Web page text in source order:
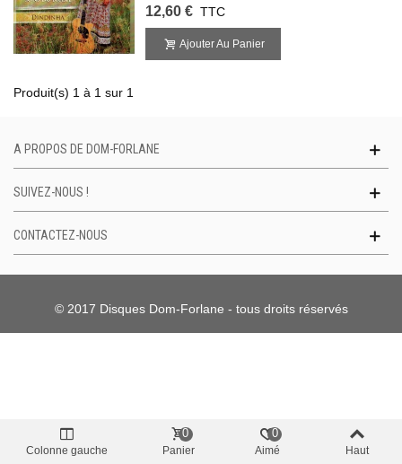
12,60 € TTC
Ajouter Au Panier
Produit(s) 1 à 1 sur 1
A PROPOS DE DOM-FORLANE
SUIVEZ-NOUS !
CONTACTEZ-NOUS
© 2017 Disques Dom-Forlane - tous droits réservés
Colonne gauche Panier
0
Aimé
0
Haut